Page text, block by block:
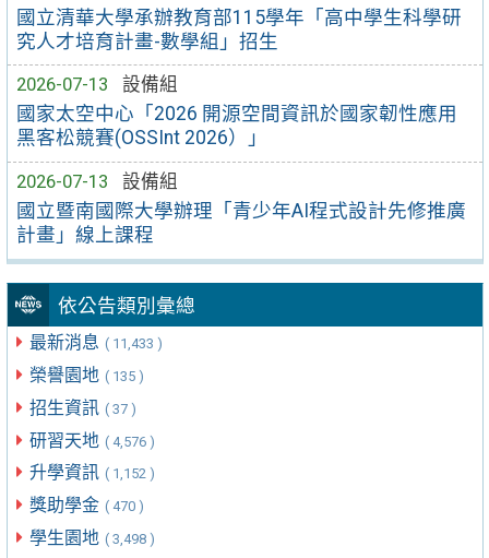
國立清華大學承辦教育部115學年「高中學生科學研
究人才培育計畫-數學組」招生
2026-07-13
設備組
國家太空中心「2026 開源空間資訊於國家韌性應用
黑客松競賽(OSSInt 2026）」
2026-07-13
設備組
國立暨南國際大學辦理「青少年AI程式設計先修推廣
計畫」線上課程
依公告類別彙總
最新消息 ( 11,433 )
榮譽園地 ( 135 )
招生資訊 ( 37 )
研習天地 ( 4,576 )
升學資訊 ( 1,152 )
獎助學金 ( 470 )
學生園地 ( 3,498 )